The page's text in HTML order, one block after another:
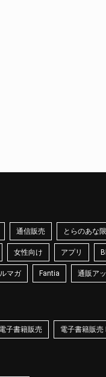
通信販売 とらのあな
女性向け アプリ
マガ Fantia 通販ア
電子書籍販売 電子書籍販売